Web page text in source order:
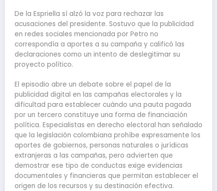
De la Espriella sí alzó la voz para rechazar las
acusaciones del presidente. Sostuvo que la publicidad
en redes sociales mencionada por Petro no
correspondía a aportes a su campaña y calificó las
declaraciones como un intento de deslegitimar su
proyecto político.
El episodio abre un debate sobre el papel de la
publicidad digital en las campañas electorales y la
dificultad para establecer cuándo una pauta pagada
por un tercero constituye una forma de financiación
política. Especialistas en derecho electoral han señalado
que la legislación colombiana prohíbe expresamente los
aportes de gobiernos, personas naturales o jurídicas
extranjeras a las campañas, pero advierten que
demostrar ese tipo de conductas exige evidencias
documentales y financieras que permitan establecer el
origen de los recursos y su destinación efectiva.